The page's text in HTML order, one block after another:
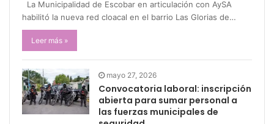
La Municipalidad de Escobar en articulación con AySA
habilitó la nueva red cloacal en el barrio Las Glorias de…
Leer más »
mayo 27, 2026
Convocatoria laboral: inscripción
abierta para sumar personal a
las fuerzas municipales de